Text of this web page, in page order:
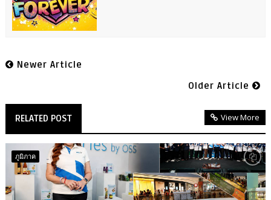
Newer Article
Older Article
RELATED POST View More
ภูมิภาค